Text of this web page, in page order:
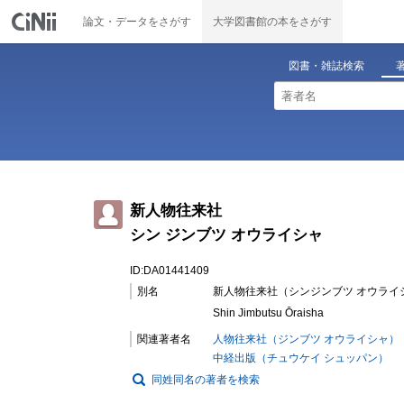
論文・データをさがす 大学図書館の本をさがす
図書・雑誌検索
新人物往来社
シン ジンブツ オウライシャ
ID:DA01441409
別名
新人物往来社（シンジンブツ オウライ
Shin Jimbutsu Ōraisha
関連著者名
人物往来社（ジンブツ オウライシャ）
中経出版（チュウケイ シュッパン）
同姓同名の著者を検索